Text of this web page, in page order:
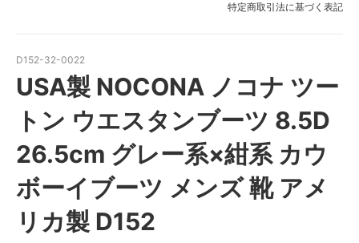
特定商取引法に基づく表記
D152-32-0022
USA製 NOCONA ノコナ ツー
トン ウエスタンブーツ 8.5D
26.5cm グレー系×紺系 カウ
ボーイブーツ メンズ 靴 アメ
リカ製 D152